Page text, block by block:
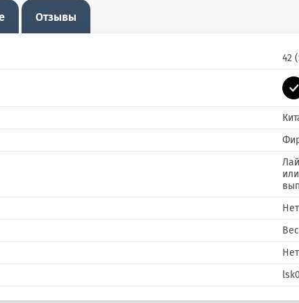
Отзывы
42
Нет
Нет